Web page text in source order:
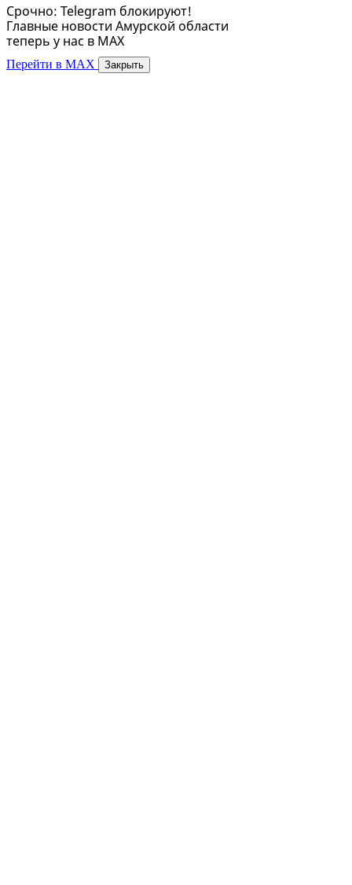
Срочно: Telegram блокируют!
Главные новости Амурской области
теперь у нас в MAX
Перейти в MAX Закрыть